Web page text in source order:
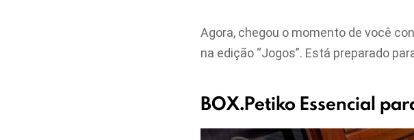
Agora, chegou o momento de você
na edição “Jogos”. Está preparado
BOX.Petiko Essencial